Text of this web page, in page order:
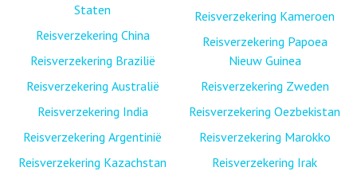
Staten
Reisverzekering China
Reisverzekering Brazilië
Reisverzekering Australië
Reisverzekering India
Reisverzekering Argentinië
Reisverzekering Kazachstan
Reisverzekering Kameroen
Reisverzekering Papoea
Nieuw Guinea
Reisverzekering Zweden
Reisverzekering Oezbekistan
Reisverzekering Marokko
Reisverzekering Irak